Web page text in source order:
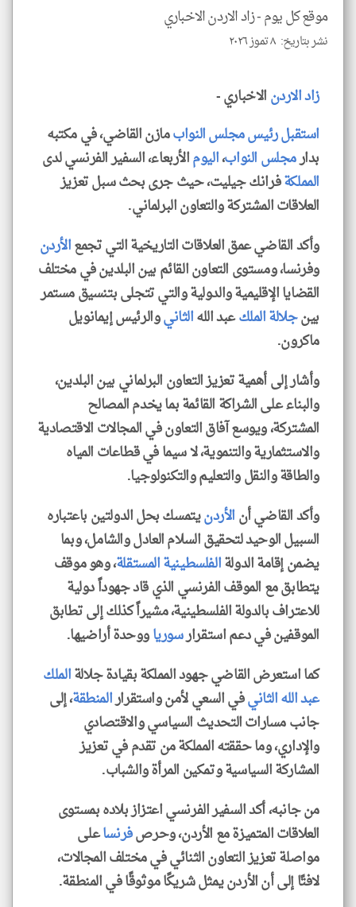
موقع كل يوم -زاد الاردن الاخباري
نشر بتاريخ: ٨ تموز ٢٠٢٦
زادالاردنالاخباري -
استقبلرئيسمجلسالنوابمازن القاضي، في مكتبه
بدارمجلس النواب،اليومالأربعاء، السفير الفرنسي لدى
المملكةفرانك جيليت، حيث جرى بحث سبل تعزيز
العلاقات المشتركة والتعاون البرلماني.
وأكد القاضي عمق العلاقات التاريخية التي تجمعالأردن
وفرنسا، ومستوى التعاون القائم بين البلدين في مختلف
القضايا الإقليمية والدولية والتي تتجلى بتنسيق مستمر
بينجلالةالملكعبد اللهالثانيوالرئيس إيمانويل
ماكرون.
وأشار إلى أهمية تعزيز التعاون البرلماني بين البلدين،
والبناء على الشراكة القائمة بما يخدم المصالح
المشتركة، ويوسع آفاق التعاون في المجالات الاقتصادية
والاستثمارية والتنموية، لا سيما في قطاعات المياه
والطاقة والنقل والتعليم والتكنولوجيا.
وأكد القاضي أنالأردنيتمسك بحل الدولتين باعتباره
السبيل الوحيد لتحقيق السلام العادل والشامل، وبما
يضمن إقامة الدولةالفلسطينيةالمستقلة، وهو موقف
يتطابق مع الموقف الفرنسي الذي قاد جهوداً دولية
للاعتراف بالدولة الفلسطينية، مشيراً كذلك إلى تطابق
الموقفين في دعم استقرارسورياووحدة أراضيها.
كما استعرض القاضي جهود المملكة بقيادة جلالةالملك
عبد الله الثانيفي السعي لأمن واستقرارالمنطقة، إلى
جانب مسارات التحديث السياسي والاقتصادي
والإداري، وما حققته المملكة من تقدم في تعزيز
المشاركة السياسية وتمكين المرأة والشباب.
من جانبه، أكد السفير الفرنسي اعتزاز بلاده بمستوى
العلاقات المتميزة مع الأردن، وحرصفرنساعلى
مواصلة تعزيز التعاون الثنائي في مختلف المجالات،
لافتًا إلى أن الأردن يمثل شريكًا موثوقًا في المنطقة.